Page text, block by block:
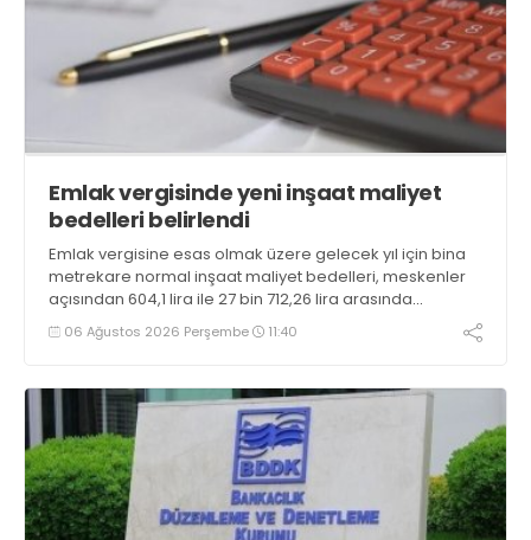
Emlak vergisinde yeni inşaat maliyet
bedelleri belirlendi
Emlak vergisine esas olmak üzere gelecek yıl için bina
metrekare normal inşaat maliyet bedelleri, meskenler
açısından 604,1 lira ile 27 bin 712,26 lira arasında
değişecek
06 Ağustos 2026 Perşembe 11:40